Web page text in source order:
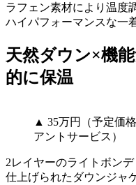
ラフェン素材により温度
ハイパフォーマンスな一
天然ダウン×機
的に保温
▲ 35万円（予定価
アントサービス）
2レイヤーのライトボン
仕上げられたダウンジャ